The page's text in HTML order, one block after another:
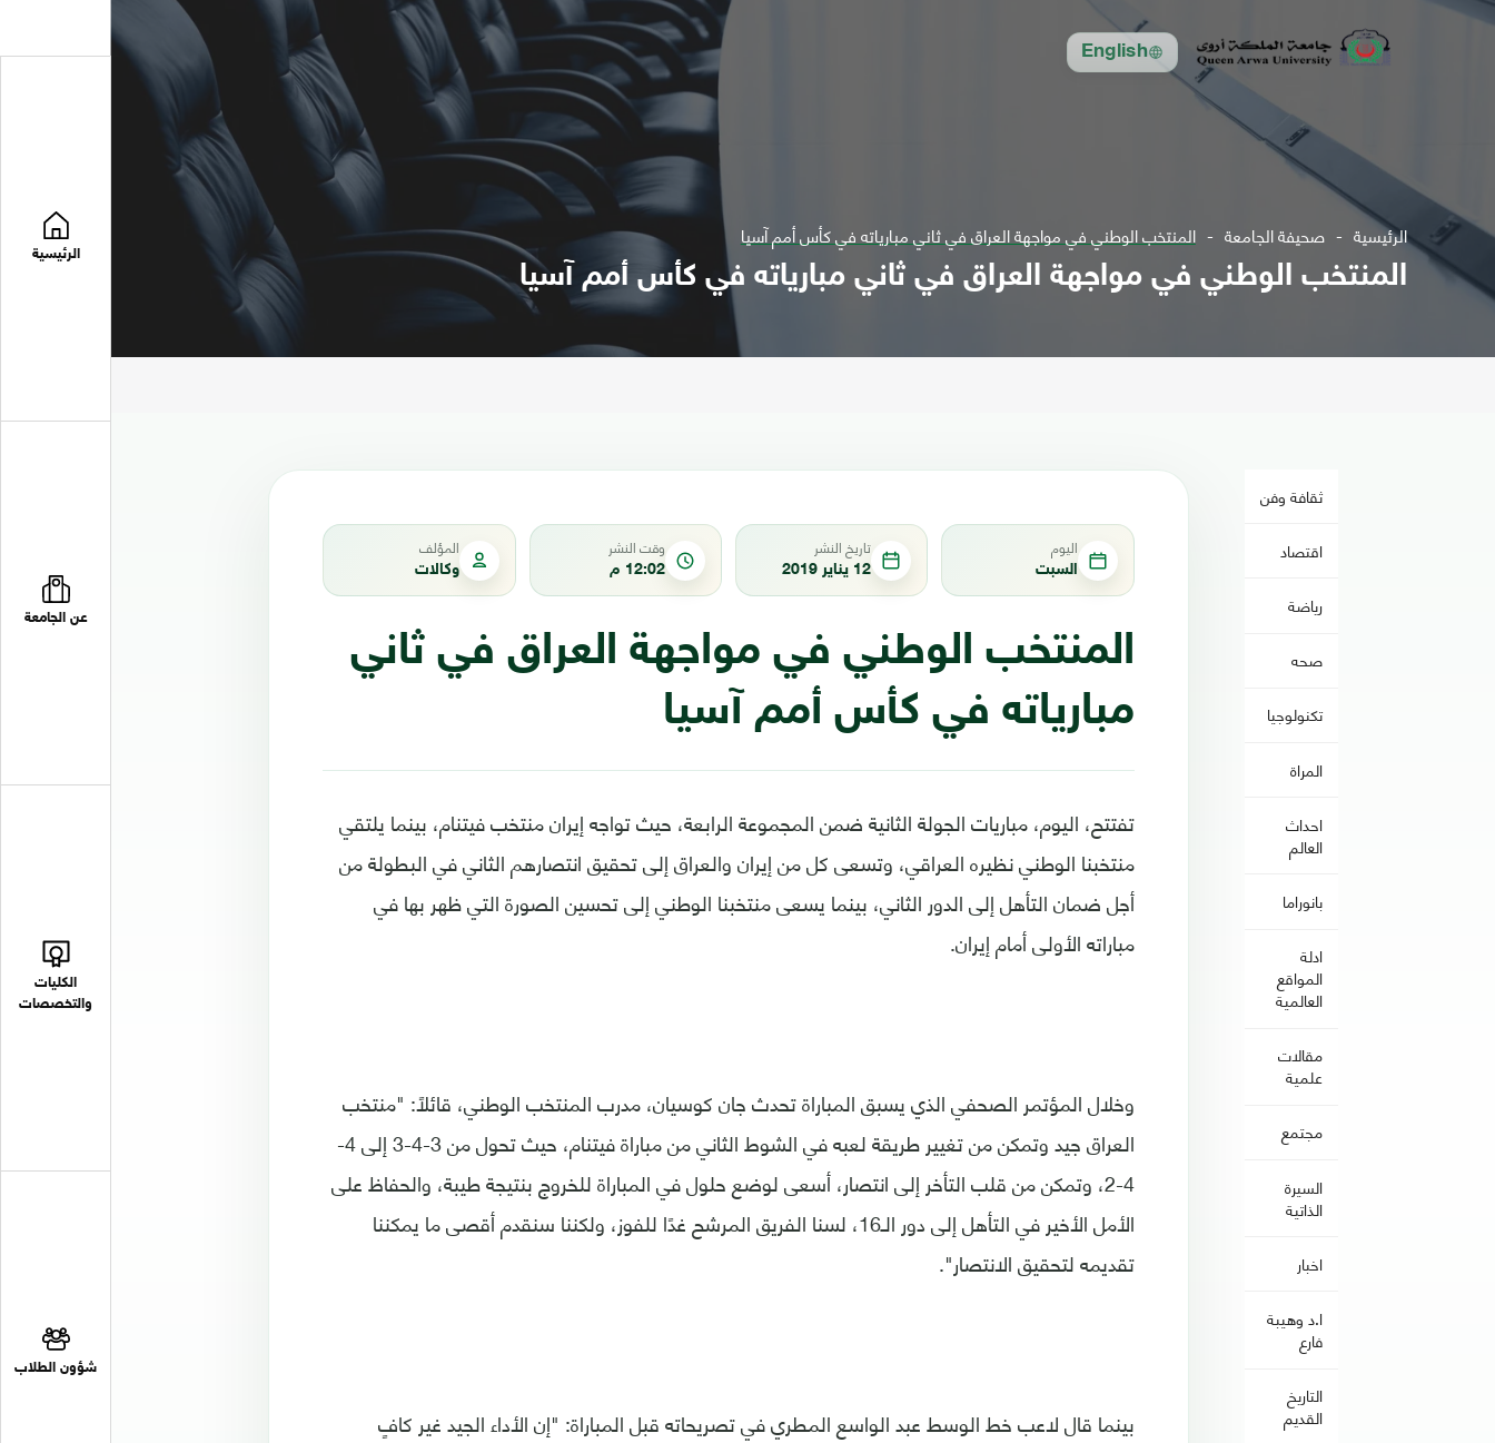
English
الرئيسية
عن الجامعة
الكليات
والتخصصات
شؤون الطلاب
الرئيسية صحيفة الجامعة المنتخب الوطني في مواجهة العراق في ثاني مبارياته في كأس أمم آسيا
المنتخب الوطني في مواجهة العراق في ثاني مبارياته في كأس أمم آسيا
ثقافة وفن
اقتصاد
رياضة
صحه
تكنولوجيا
المراة
احداث
العالم
بانوراما
ادلة
المواقع
العالمية
مقالات
علمية
مجتمع
السيرة
الذاتية
اخبار
ا.د وهيبة
فارع
التاريخ
القديم
اليوم
السبت
تاريخ النشر
12 يناير 2019
وقت النشر
12:02 م
المؤلف
وكالات
المنتخب الوطني في مواجهة العراق في ثاني
مبارياته في كأس أمم آسيا
تفتتح، اليوم، مباريات الجولة الثانية ضمن المجموعة الرابعة، حيث تواجه إيران منتخب فيتنام، بينما يلتقي
منتخبنا الوطني نظيره العراقي، وتسعى كل من إيران والعراق إلى تحقيق انتصارهم الثاني في البطولة من
أجل ضمان التأهل إلى الدور الثاني، بينما يسعى منتخبنا الوطني إلى تحسين الصورة التي ظهر بها في
مباراته الأولى أمام إيران.
وخلال المؤتمر الصحفي الذي يسبق المباراة تحدث جان كوسيان، مدرب المنتخب الوطني، قائلاً: "منتخب
العراق جيد وتمكن من تغيير طريقة لعبه في الشوط الثاني من مباراة فيتنام، حيث تحول من 3-4-3 إلى 4-
4-2، وتمكن من قلب التأخر إلى انتصار، أسعى لوضع حلول في المباراة للخروج بنتيجة طيبة، والحفاظ على
الأمل الأخير في التأهل إلى دور الـ16، لسنا الفريق المرشح غدًا للفوز، ولكننا سنقدم أقصى ما يمكننا
تقديمه لتحقيق الانتصار".
بينما قال لاعب خط الوسط عبد الواسع المطري في تصريحاته قبل المباراة: "إن الأداء الجيد غير كافٍ